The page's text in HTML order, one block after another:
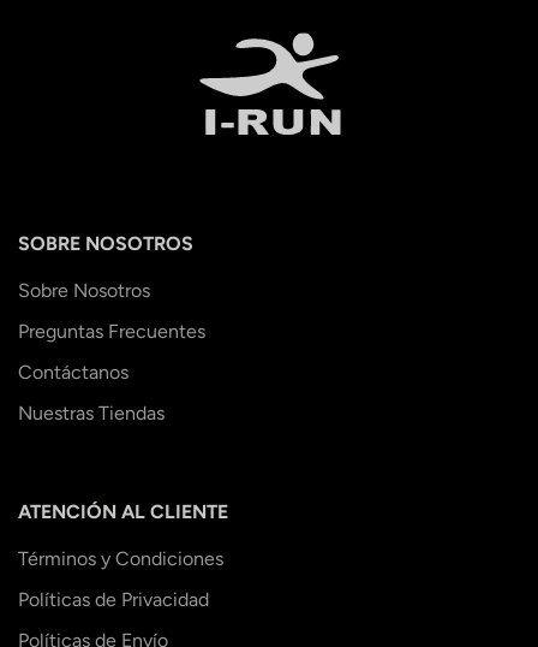
SOBRE NOSOTROS
Sobre Nosotros
Preguntas Frecuentes
Contáctanos
Nuestras Tiendas
ATENCIÓN AL CLIENTE
Términos y Condiciones
Políticas de Privacidad
Políticas de Envío